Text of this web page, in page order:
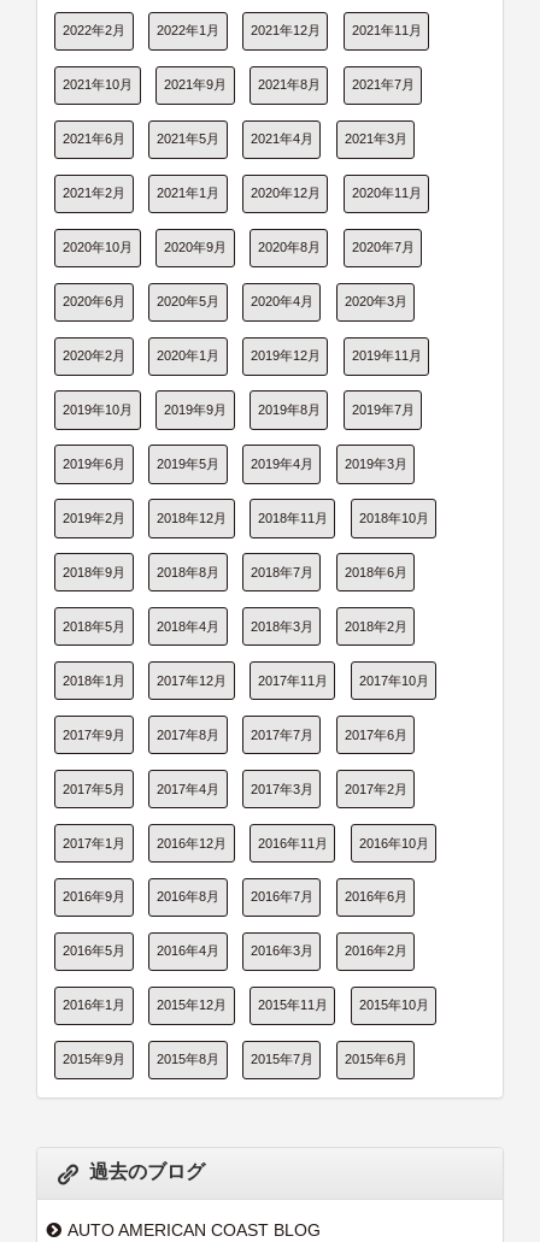
2022年2月 2022年1月 2021年12月 2021年11月
2021年10月 2021年9月 2021年8月 2021年7月
2021年6月 2021年5月 2021年4月 2021年3月
2021年2月 2021年1月 2020年12月 2020年11月
2020年10月 2020年9月 2020年8月 2020年7月
2020年6月 2020年5月 2020年4月 2020年3月
2020年2月 2020年1月 2019年12月 2019年11月
2019年10月 2019年9月 2019年8月 2019年7月
2019年6月 2019年5月 2019年4月 2019年3月
2019年2月 2018年12月 2018年11月 2018年10月
2018年9月 2018年8月 2018年7月 2018年6月
2018年5月 2018年4月 2018年3月 2018年2月
2018年1月 2017年12月 2017年11月 2017年10月
2017年9月 2017年8月 2017年7月 2017年6月
2017年5月 2017年4月 2017年3月 2017年2月
2017年1月 2016年12月 2016年11月 2016年10月
2016年9月 2016年8月 2016年7月 2016年6月
2016年5月 2016年4月 2016年3月 2016年2月
2016年1月 2015年12月 2015年11月 2015年10月
2015年9月 2015年8月 2015年7月 2015年6月
過去のブログ
AUTO AMERICAN COAST BLOG